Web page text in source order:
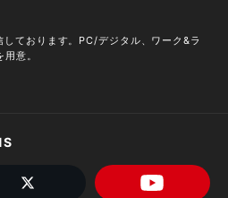
ております。PC/デジタル、ワーク&ラ
意。